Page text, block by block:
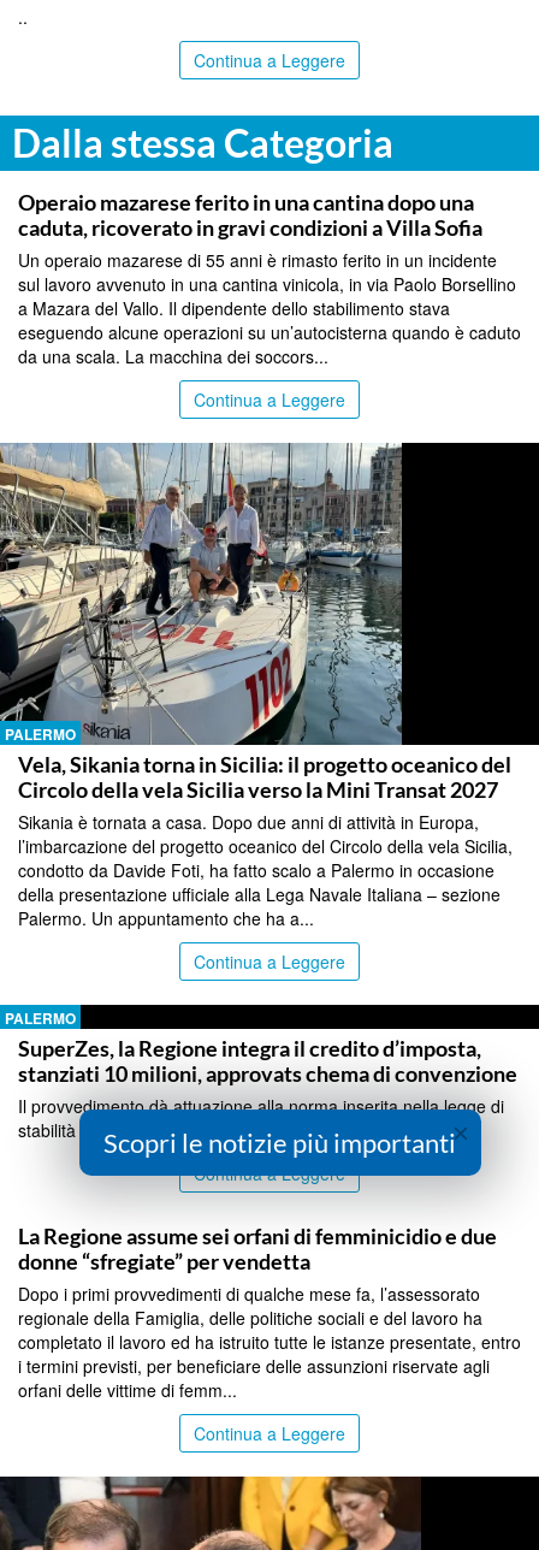
..
Continua a Leggere
Dalla stessa Categoria
PALERMO
Operaio mazarese ferito in una cantina dopo una
caduta, ricoverato in gravi condizioni a Villa Sofia
Un operaio mazarese di 55 anni è rimasto ferito in un incidente
sul lavoro avvenuto in una cantina vinicola, in via Paolo Borsellino
a Mazara del Vallo. Il dipendente dello stabilimento stava
eseguendo alcune operazioni su un’autocisterna quando è caduto
da una scala. La macchina dei soccors...
Continua a Leggere
PALERMO
Vela, Sikania torna in Sicilia: il progetto oceanico del
Circolo della vela Sicilia verso la Mini Transat 2027
Sikania è tornata a casa. Dopo due anni di attività in Europa,
l’imbarcazione del progetto oceanico del Circolo della vela Sicilia,
condotto da Davide Foti, ha fatto scalo a Palermo in occasione
della presentazione ufficiale alla Lega Navale Italiana – sezione
Palermo. Un appuntamento che ha a...
Continua a Leggere
PALERMO
SuperZes, la Regione integra il credito d’imposta,
stanziati 10 milioni, approvats chema di convenzione
Il provvedimento dà attuazione alla norma inserita nella legge di
stabilità regionale 2026...
Continua a Leggere
La Regione assume sei orfani di femminicidio e due
donne “sfregiate” per vendetta
Dopo i primi provvedimenti di qualche mese fa, l’assessorato
regionale della Famiglia, delle politiche sociali e del lavoro ha
completato il lavoro ed ha istruito tutte le istanze presentate, entro
i termini previsti, per beneficiare delle assunzioni riservate agli
orfani delle vittime di femm...
Continua a Leggere
×
Scopri le notizie più importanti